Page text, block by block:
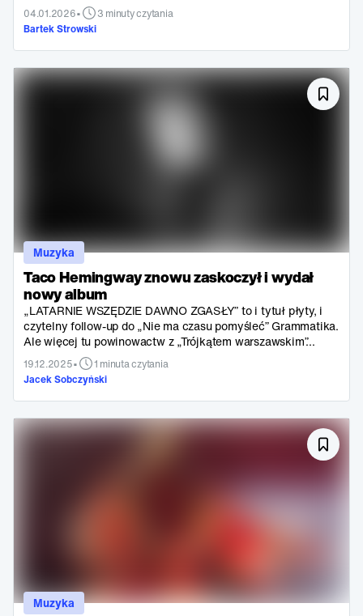
04.01.2026•
3 minuty czytania
Bartek Strowski
Taco Hemingway znowu zaskoczył i wydał
nowy album
„LATARNIE WSZĘDZIE DAWNO ZGASŁY” to i tytuł płyty, i
czytelny follow-up do „Nie ma czasu pomyśleć” Grammatika.
Ale więcej tu powinowactw z „Trójkątem warszawskim”...
19.12.2025•
1 minuta czytania
Jacek Sobczyński
Muzyka
Muzyka